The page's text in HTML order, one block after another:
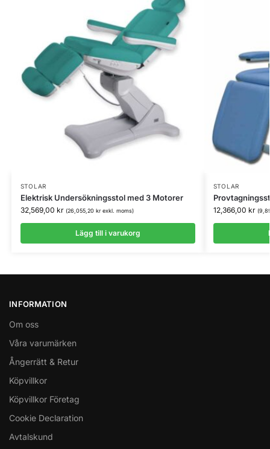
STOLAR
Elektrisk Undersökningsstol med 3 Motorer
32,569,00 kr (26,055,20 krexkl. moms)
Lägg till i varukorg
STOLAR
12,366,00 kr (
INFORMATION
Om oss
Våra varumärken
Ångerrätt & Retur
Köpvillkor
Köpvillkor Företag
Cookie Declaration
Avtalskund